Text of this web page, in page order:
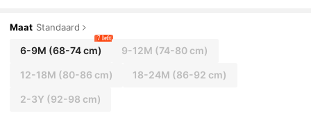
Maat Standaard
6-9M (68-74 cm)
7 left
9-12M (74-80 cm)
12-18M (80-86 cm) 18-24M (86-92 cm)
2-3Y (92-98 cm)